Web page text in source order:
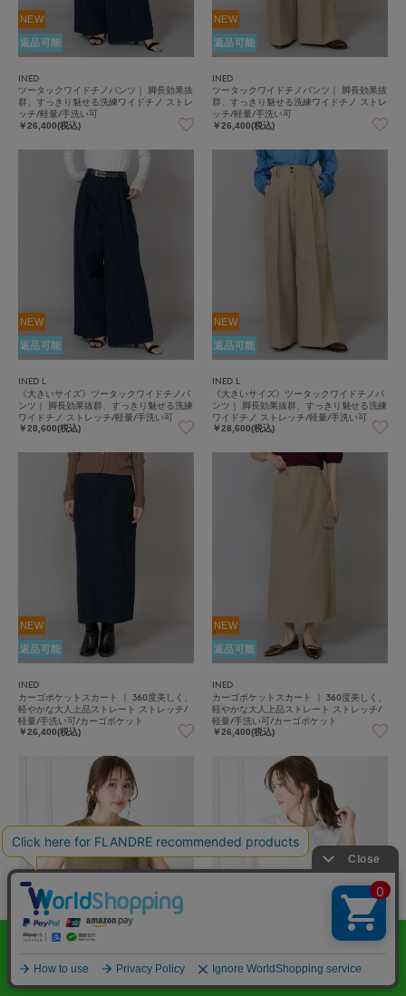
NEW
返品可能
INED
ツータックワイドチノパンツ｜ 脚長効果抜
群、すっきり魅せる洗練ワイドチノ ストレ
ッチ/軽量/手洗い可
￥26,400(税込)
NEW
返品可能
INED
ツータックワイドチノパンツ｜ 脚長効果抜
群、すっきり魅せる洗練ワイドチノ ストレ
ッチ/軽量/手洗い可
￥26,400(税込)
NEW
返品可能
INED L
《大きいサイズ》ツータックワイドチノパ
ンツ｜ 脚長効果抜群、すっきり魅せる洗練
ワイドチノ ストレッチ/軽量/手洗い可
￥28,600(税込)
NEW
返品可能
INED L
《大きいサイズ》ツータックワイドチノパ
ンツ｜ 脚長効果抜群、すっきり魅せる洗練
ワイドチノ ストレッチ/軽量/手洗い可
￥28,600(税込)
NEW
返品可能
INED
カーゴポケットスカート ｜ 360度美しく、
軽やかな大人上品ストレート ストレッチ/
軽量/手洗い可/カーゴポケット
￥26,400(税込)
NEW
返品可能
INED
カーゴポケットスカート ｜ 360度美しく、
軽やかな大人上品ストレート ストレッチ/
軽量/手洗い可/カーゴポケット
￥26,400(税込)
INED L
INED L